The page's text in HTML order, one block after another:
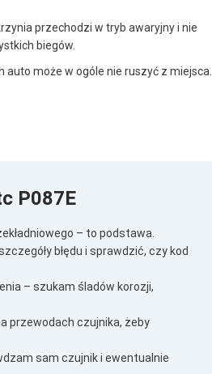
przechodzi w tryb awaryjny i nie
biegów.
auto może w ogóle nie ruszyć z miejsca.
P087E
– to podstawa.
błędu i sprawdzić, czy kod
– szukam śladów korozji,
przewodach czujnika, żeby
sam czujnik i ewentualnie